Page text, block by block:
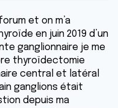
et on m’a
en juin 2019 d’un
ganglionnaire je me
thyroïdectomie
central et latéral
ganglions était
depuis ma